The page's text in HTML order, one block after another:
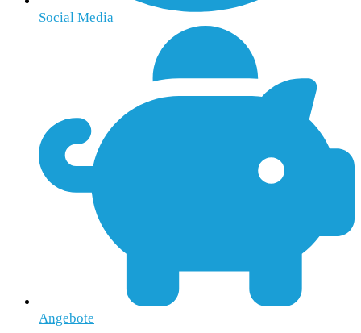
Social Media
Angebote